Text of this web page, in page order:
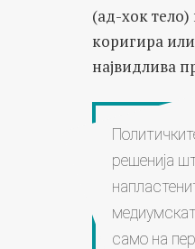
(ад-хок тело)
коригира
највидлива
решенија
само на